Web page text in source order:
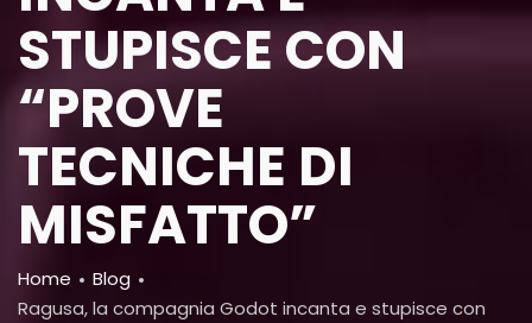
STUPISCE CON
“PROVE
TECNICHE DI
MISFATTO”
Breadcrumb
Home
Blog
Ragusa, la compagnia Godot incanta e stupisce con